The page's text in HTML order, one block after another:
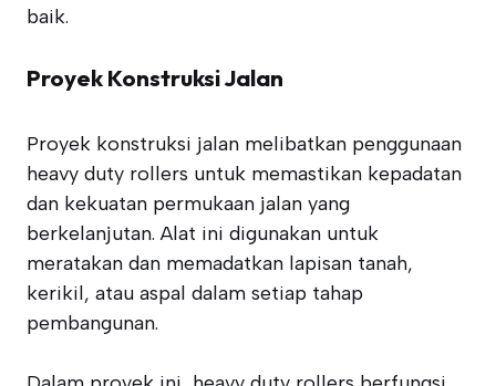
baik.
Proyek Konstruksi Jalan
Proyek konstruksi jalan melibatkan penggunaan
heavy duty rollers untuk memastikan kepadatan
dan kekuatan permukaan jalan yang
berkelanjutan. Alat ini digunakan untuk
meratakan dan memadatkan lapisan tanah,
kerikil, atau aspal dalam setiap tahap
pembangunan.